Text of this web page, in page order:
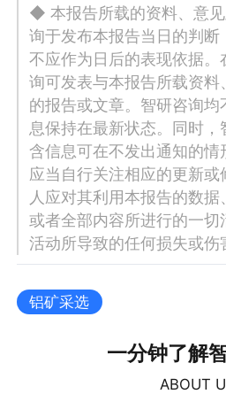
◆ 本报告所载的资料、意
询于发布本报告当日的判断
不应作为日后的表现依据。
询可发表与本报告所载资料
的报告或文章。智研咨询
息保持在最新状态。同时
含信息可在不发出通知的
应当自行关注相应的更新
人应对其利用本报告的数
或者全部内容所进行的一切
活动所导致的任何损失或伤
铝矿采选
一分钟了解
ABOUT